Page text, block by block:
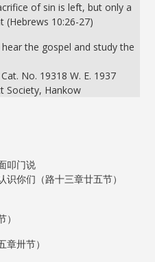
of sin is left, but only a
10:26-27)
the gospel and study the
No. 19318 W. E. 1937
Society, Hankow
叩门说
你们（路十三章廿五节）
卅节）